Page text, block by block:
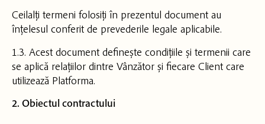
Ceilalți termeni folosiți în prezentul document au
înțelesul conferit de prevederile legale aplicabile.
1.3. Acest document definește condițiile și termenii care
se aplică relațiilor dintre Vânzător și fiecare Client care
utilizează Platforma.
2. Obiectul contractului